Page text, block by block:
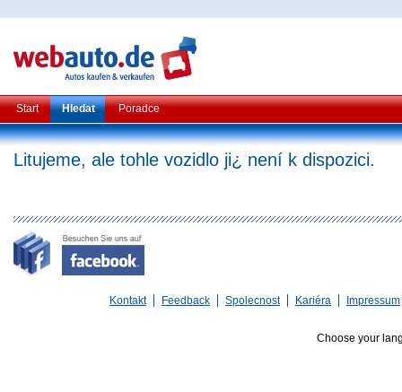
Start Hledat Poradce
Litujeme, ale tohle vozidlo ji¿ není k dispozici.
Kontakt Feedback Spolecnost Kariéra Impressum
Choose your